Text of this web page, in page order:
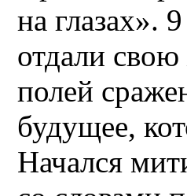
на глазах».
отдали
полей
будущее,
Начался